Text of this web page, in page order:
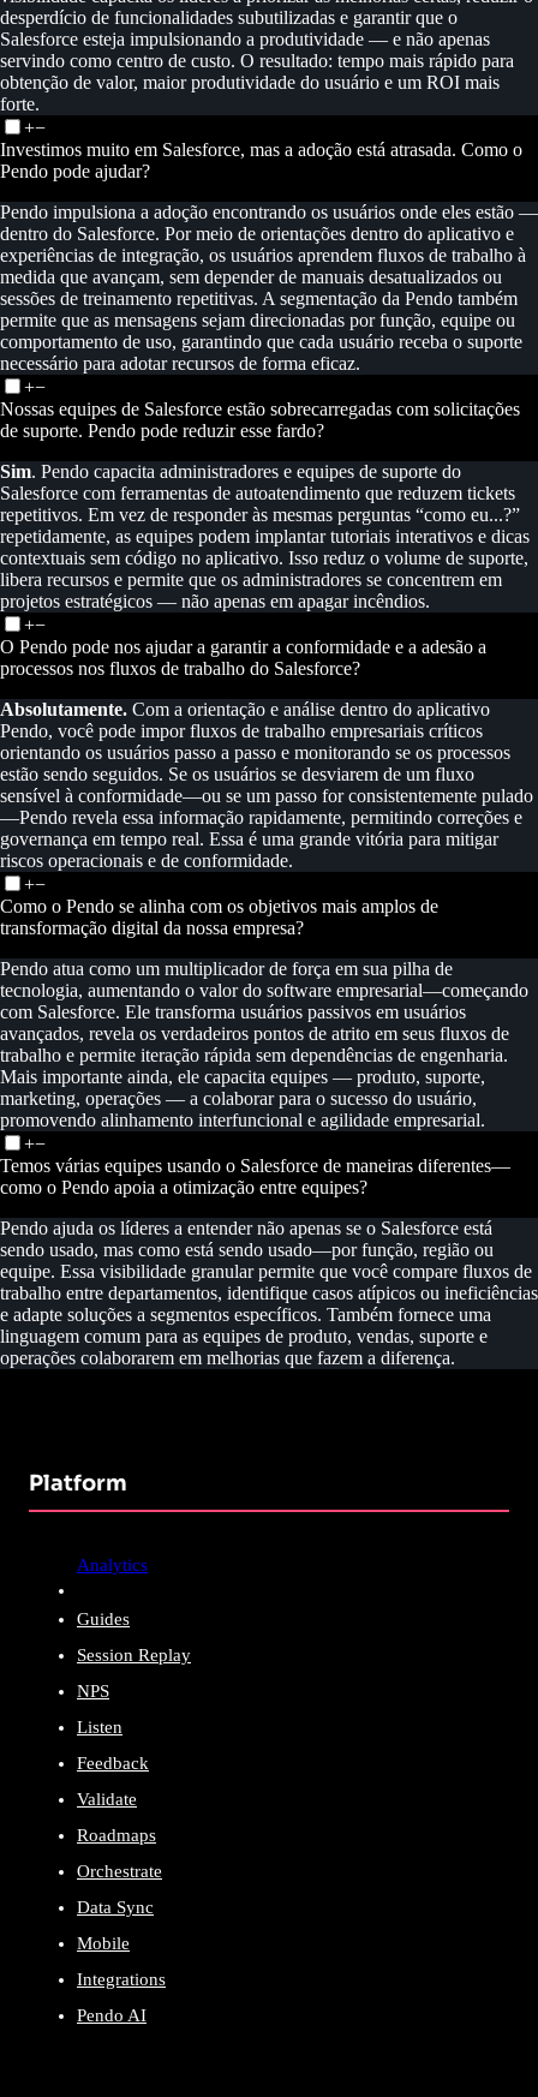
desperdício de funcionalidades subutilizadas e garantir que o
Salesforce esteja impulsionando a produtividade — e não apenas
servindo como centro de custo. O resultado: tempo mais rápido para
obtenção de valor, maior produtividade do usuário e um ROI mais
forte.
+−
Investimos muito em Salesforce, mas a adoção está atrasada. Como o
Pendo pode ajudar?
Pendo impulsiona a adoção encontrando os usuários onde eles estão —
dentro do Salesforce. Por meio de orientações dentro do aplicativo e
experiências de integração, os usuários aprendem fluxos de trabalho à
medida que avançam, sem depender de manuais desatualizados ou
sessões de treinamento repetitivas. A segmentação da Pendo também
permite que as mensagens sejam direcionadas por função, equipe ou
comportamento de uso, garantindo que cada usuário receba o suporte
necessário para adotar recursos de forma eficaz.
+−
Nossas equipes de Salesforce estão sobrecarregadas com solicitações
de suporte. Pendo pode reduzir esse fardo?
Sim. Pendo capacita administradores e equipes de suporte do
Salesforce com ferramentas de autoatendimento que reduzem tickets
repetitivos. Em vez de responder às mesmas perguntas “como eu...?”
repetidamente, as equipes podem implantar tutoriais interativos e dicas
contextuais sem código no aplicativo. Isso reduz o volume de suporte,
libera recursos e permite que os administradores se concentrem em
projetos estratégicos — não apenas em apagar incêndios.
+−
O Pendo pode nos ajudar a garantir a conformidade e a adesão a
processos nos fluxos de trabalho do Salesforce?
Absolutamente. Com a orientação e análise dentro do aplicativo
Pendo, você pode impor fluxos de trabalho empresariais críticos
orientando os usuários passo a passo e monitorando se os processos
estão sendo seguidos. Se os usuários se desviarem de um fluxo
sensível à conformidade—ou se um passo for consistentemente pulado
—Pendo revela essa informação rapidamente, permitindo correções e
governança em tempo real. Essa é uma grande vitória para mitigar
riscos operacionais e de conformidade.
+−
Como o Pendo se alinha com os objetivos mais amplos de
transformação digital da nossa empresa?
Pendo atua como um multiplicador de força em sua pilha de
tecnologia, aumentando o valor do software empresarial—começando
com Salesforce. Ele transforma usuários passivos em usuários
avançados, revela os verdadeiros pontos de atrito em seus fluxos de
trabalho e permite iteração rápida sem dependências de engenharia.
Mais importante ainda, ele capacita equipes — produto, suporte,
marketing, operações — a colaborar para o sucesso do usuário,
promovendo alinhamento interfuncional e agilidade empresarial.
+−
Temos várias equipes usando o Salesforce de maneiras diferentes—
como o Pendo apoia a otimização entre equipes?
Pendo ajuda os líderes a entender não apenas se o Salesforce está
sendo usado, mas como está sendo usado—por função, região ou
equipe. Essa visibilidade granular permite que você compare fluxos de
trabalho entre departamentos, identifique casos atípicos ou ineficiências
e adapte soluções a segmentos específicos. Também fornece uma
linguagem comum para as equipes de produto, vendas, suporte e
operações colaborarem em melhorias que fazem a diferença.
Platform
Analytics
Guides
Session Replay
NPS
Listen
Feedback
Validate
Roadmaps
Orchestrate
Data Sync
Mobile
Integrations
Pendo AI